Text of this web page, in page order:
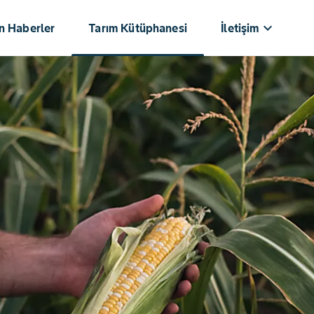
Haberler Tarım Kütüphanesi⁥⁣𝅸󠀪󠁚 İletişim keyboard_arrow_down